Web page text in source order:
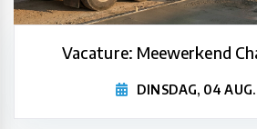
Vacature: Meewerkend
DINSDAG, 04